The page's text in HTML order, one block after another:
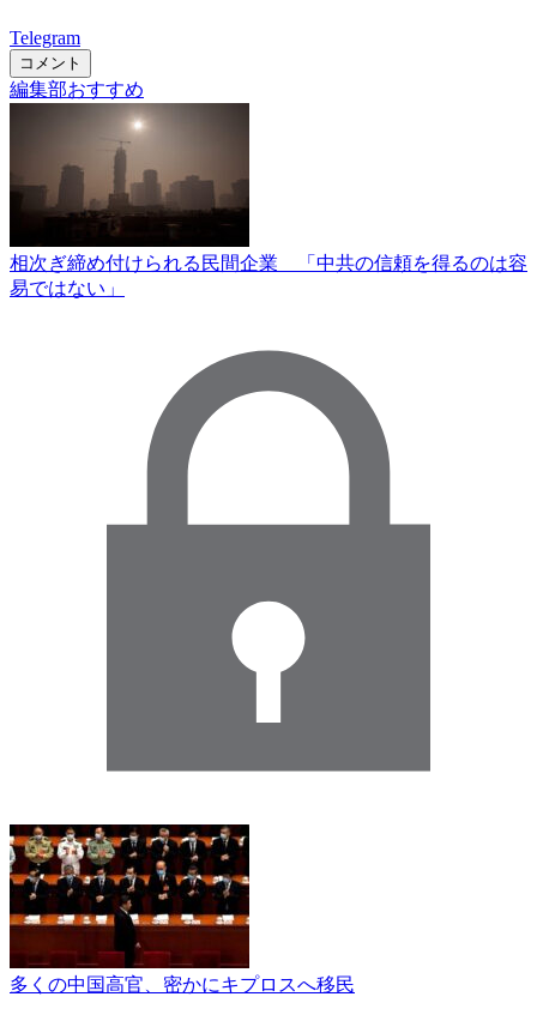
Telegram
コメント
編集部おすすめ
相次ぎ締め付けられる民間企業 「中共の信頼を得るのは容
易ではない」
多くの中国高官、密かにキプロスへ移民